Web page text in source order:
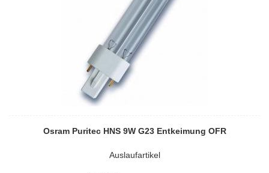
Osram Puritec HNS 9W G23 Entkeimung OFR
Auslaufartikel